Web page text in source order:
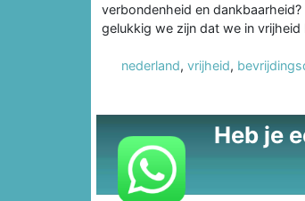
verbondenheid en
gelukkig we zijn dat we in vrijheid
nederland, vrijheid,
Heb je